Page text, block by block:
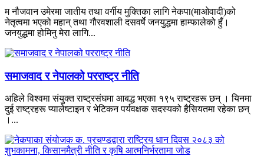
म नौजवान उमेरमा जातीय तथा वर्गीय मुक्तिका लागि नेकपा(माओवादी)को
नेतृत्वमा भएको महान् तथा गौरवशाली दसवर्षे जनयुद्धमा हाम्फालेको हुँ।
जनयुद्धमा होमिनु मेरा लागि...
समाजवाद र नेपालको परराष्ट्र नीति
अहिले विश्वमा संयुक्त राष्ट्रसंघमा आबद्ध भएका १९५ राष्ट्रहरू छन् । यिनमा
दुई राष्ट्रहरू प्यालेष्टाइन र भेटिकन पर्यवक्षक सदस्यको हैसियतमा रहेका छन्
।...